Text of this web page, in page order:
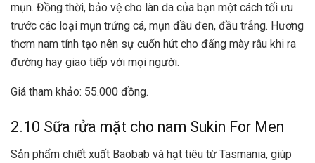
mụn. Đồng thời, bảo vệ cho làn da của bạn một cách tối ưu
trước các loại mụn trứng cá, mụn đầu đen, đầu trắng. Hương
thơm nam tính tạo nên sự cuốn hút cho đấng mày râu khi ra
đường hay giao tiếp với mọi người.
Giá tham khảo: 55.000 đồng.
2.10 Sữa rửa mặt cho nam Sukin For Men
Sản phẩm chiết xuất Baobab và hạt tiêu từ Tasmania, giúp